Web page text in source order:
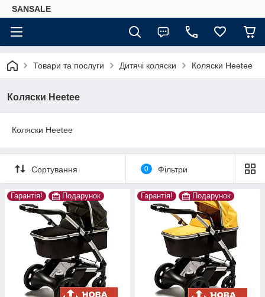
SANSALE
Товари та послуги Дитячі коляски Коляски Heetee
Коляски Heetee
Коляски Heetee
Сортування 0 Фільтри
Гарантія! Подарунок Гарантія! Подарунок